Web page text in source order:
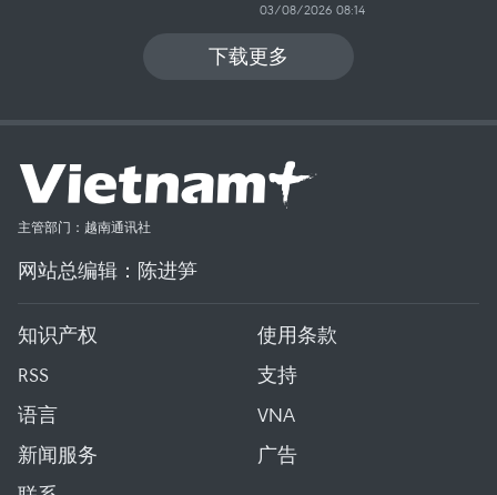
03/08/2026 08:14
下载更多
主管部门：越南通讯社
网站总编辑：陈进笋
知识产权
使用条款
RSS
支持
语言
VNA
新闻服务
广告